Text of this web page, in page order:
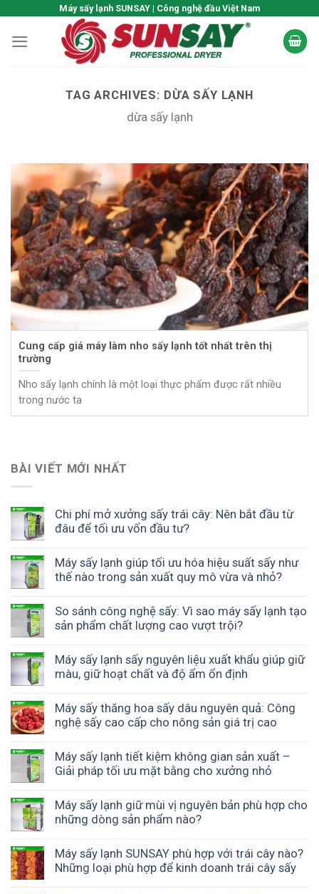
content
Máy sấy lạnh SUNSAY | Công nghệ đầu Việt Nam
TAG ARCHIVES: DỪA SẤY LẠNH
dừa sấy lạnh
BÀI VIẾT MỚI NHẤT
Chi phí mở xưởng sấy trái cây: Nên bắt đầu từ
đâu để tối ưu vốn đầu tư?
Máy sấy lạnh giúp tối ưu hóa hiệu suất sấy như
thế nào trong sản xuất quy mô vừa và nhỏ?
So sánh công nghệ sấy: Vì sao máy sấy lạnh tạo
sản phẩm chất lượng cao vượt trội?
Máy sấy lạnh sấy nguyên liệu xuất khẩu giúp giữ
màu, giữ hoạt chất và độ ẩm ổn định
Máy sấy thăng hoa sấy dâu nguyên quả: Công
nghệ sấy cao cấp cho nông sản giá trị cao
Máy sấy lạnh tiết kiệm không gian sản xuất –
Giải pháp tối ưu mặt bằng cho xưởng nhỏ
Máy sấy lạnh giữ mùi vị nguyên bản phù hợp cho
những dòng sản phẩm nào?
Máy sấy lạnh SUNSAY phù hợp với trái cây nào?
Những loại phù hợp để kinh doanh trái cây sấy
Cung cấp giá máy làm nho sấy lạnh tốt nhất trên thị
trường
Nho sấy lạnh chính là một loại thực phẩm được rất nhiều
trong nước ta